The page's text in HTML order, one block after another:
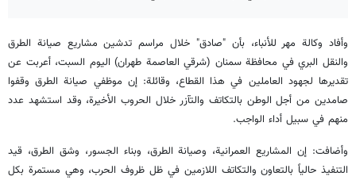
وأفاد وكالة مهر للأنباء، بأن "صادق" خلال مراسم تدشين مشاريع صيانة الطرق
والنقل البري في محافظة سمنان (شرقي العاصمة طهران) اليوم السبت، أعربت عن
تقديرها لجهود العاملين في هذا القطاع، وقائلة: إن موظفي صيانة الطرق وقفوا
صامدين من أجل الوطن بالتكاتف والتآزر خلال الحروب الأخيرة، وقد استشهد عدد
منهم في سبيل أداء الواجب.
وأضافت: إن المشاريع العمرانية، وصيانة الطرق، وبناء الجسور، وشق الطرق، قيد
التنفيذ حالياً بالتعاون والتكاتف اللازمين في ظل ظروف الحرب، وهي مستمرة بكل